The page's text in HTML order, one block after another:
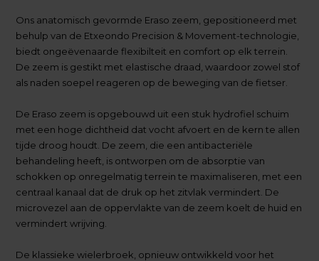
Ons anatomisch gevormde Eraso zeem, gepositioneerd met
behulp van de Etxeondo Precision & Movement-technologie,
biedt ongeëvenaarde flexibilteit en comfort op elk terrein.
De zeem is gestikt met elastische draad, waardoor zowel stof
als naden soepel reageren op de beweging van de fietser.
De Eraso zeem is opgebouwd uit een stuk hydrofiel schuim
met een hoge dichtheid dat vocht afvoert en de kern te allen
tijde droog houdt. De zeem, die een antibacteriële
behandeling heeft, is ontworpen om de absorptie van
schokken op onregelmatig terrein te maximaliseren, met een
centraal kanaal dat de druk op het zitvlak vermindert. De
microvezel aan de oppervlakte van de zeem koelt de huid en
vermindert wrijving.
De klassieke wielerbroek, opnieuw ontwikkeld voor het